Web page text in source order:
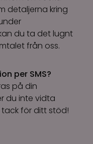
detaljerna kring
du ta det lugnt
från oss.
per SMS?
på din
du inte vidta
för ditt stöd!